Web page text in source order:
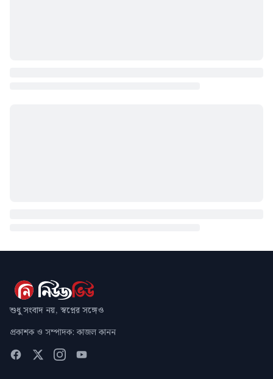
শুধু সংবাদ নয়, স্বপ্নের সঙ্গেও
প্রকাশক ও সম্পাদক: কাজল কানন